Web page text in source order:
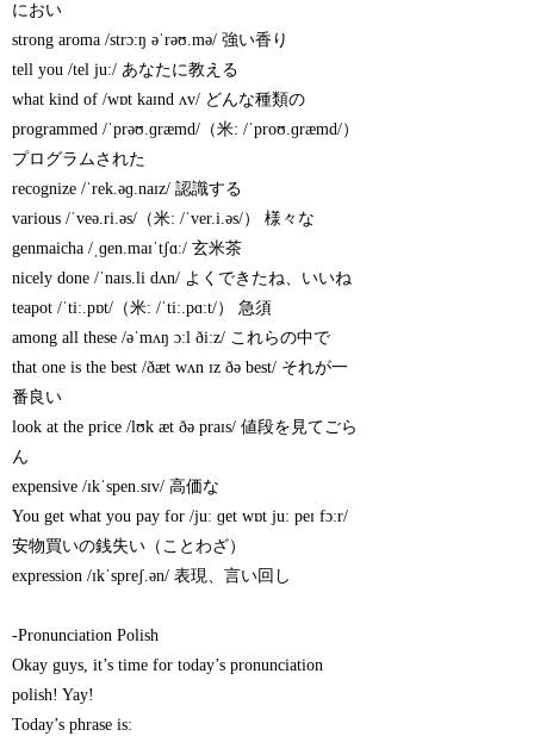
におい
strong aroma /strɔːŋ əˈrəʊ.mə/ 強い香り
tell you /tel juː/ あなたに教える
what kind of /wɒt kaɪnd ʌv/ どんな種類の
programmed /ˈprəʊ.ɡræmd/（米: /ˈproʊ.ɡræmd/）
プログラムされた
recognize /ˈrek.əɡ.naɪz/ 認識する
various /ˈveə.ri.əs/（米: /ˈver.i.əs/） 様々な
genmaicha /ˌɡen.maɪˈtʃɑː/ 玄米茶
nicely done /ˈnaɪs.li dʌn/ よくできたね、いいね
teapot /ˈtiː.pɒt/（米: /ˈtiː.pɑːt/） 急須
among all these /əˈmʌŋ ɔːl ðiːz/ これらの中で
that one is the best /ðæt wʌn ɪz ðə best/ それが一
番良い
look at the price /lʊk æt ðə praɪs/ 値段を見てごら
ん
expensive /ɪkˈspen.sɪv/ 高価な
You get what you pay for /juː ɡet wɒt juː peɪ fɔːr/
安物買いの銭失い（ことわざ）
expression /ɪkˈspreʃ.ən/ 表現、言い回し
-Pronunciation Polish
Okay guys, it’s time for today’s pronunciation
polish! Yay!
Today’s phrase is: